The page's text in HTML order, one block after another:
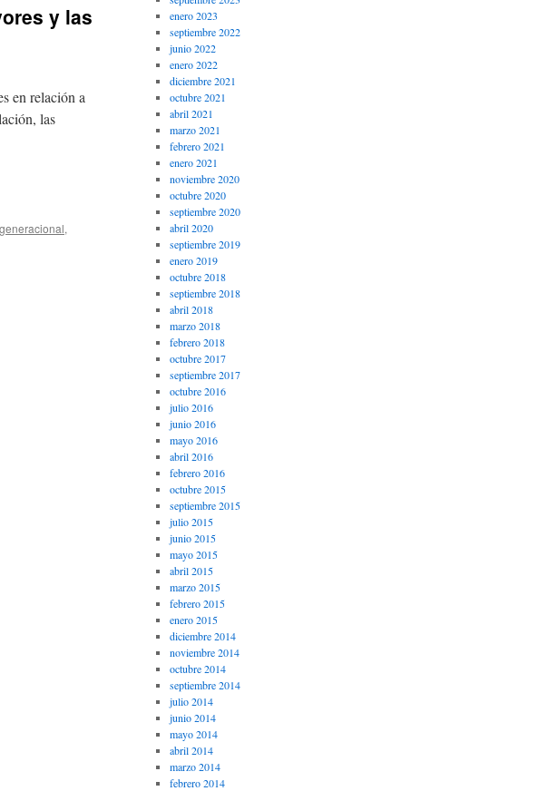
y las
en relación a
las
,
enero 2023
septiembre 2022
junio 2022
enero 2022
diciembre 2021
octubre 2021
abril 2021
marzo 2021
febrero 2021
enero 2021
noviembre 2020
octubre 2020
septiembre 2020
abril 2020
septiembre 2019
enero 2019
octubre 2018
septiembre 2018
abril 2018
marzo 2018
febrero 2018
octubre 2017
septiembre 2017
octubre 2016
julio 2016
junio 2016
mayo 2016
abril 2016
febrero 2016
octubre 2015
septiembre 2015
julio 2015
junio 2015
mayo 2015
abril 2015
marzo 2015
febrero 2015
enero 2015
diciembre 2014
noviembre 2014
octubre 2014
septiembre 2014
julio 2014
junio 2014
mayo 2014
abril 2014
marzo 2014
febrero 2014